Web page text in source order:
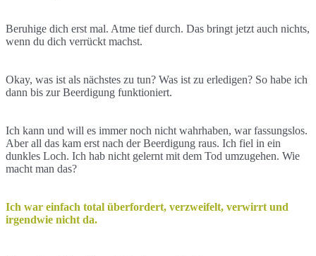
Beruhige dich erst mal. Atme tief durch. Das bringt jetzt auch nichts,
wenn du dich verrückt machst.
Okay, was ist als nächstes zu tun? Was ist zu erledigen? So habe ich
dann bis zur Beerdigung funktioniert.
Ich kann und will es immer noch nicht wahrhaben, war fassungslos.
Aber all das kam erst nach der Beerdigung raus. Ich fiel in ein
dunkles Loch. Ich hab nicht gelernt mit dem Tod umzugehen. Wie
macht man das?
Ich war einfach total überfordert, verzweifelt, verwirrt und
irgendwie nicht da.